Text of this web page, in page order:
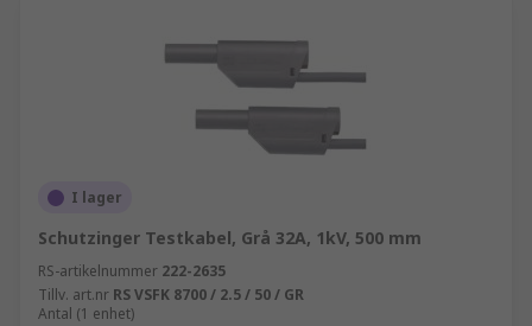
I lager
Schutzinger Testkabel, Grå 32A, 1kV, 500 mm
RS-artikelnummer 222-2635
Tillv. art.nr RS VSFK 8700 / 2.5 / 50 / GR
Antal (1 enhet)